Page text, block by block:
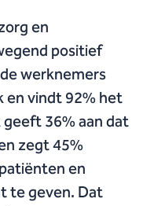
en
positief
werknemers
en vindt 92% het
36% aan dat
zegt 45%
en
te geven. Dat